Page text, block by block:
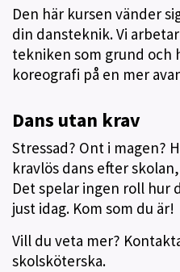
Den här kursen vänder
din dansteknik. Vi
tekniken som grund och
koreografi på en mer
Dans utan krav
Stressad? Ont i magen?
kravlös dans efter
Det spelar ingen roll hur
just idag. Kom som du är!
Vill du veta mer?
skolsköterska.